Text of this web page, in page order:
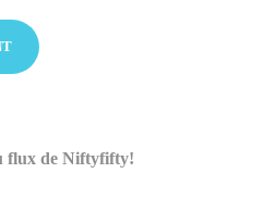
flux de Niftyfifty!